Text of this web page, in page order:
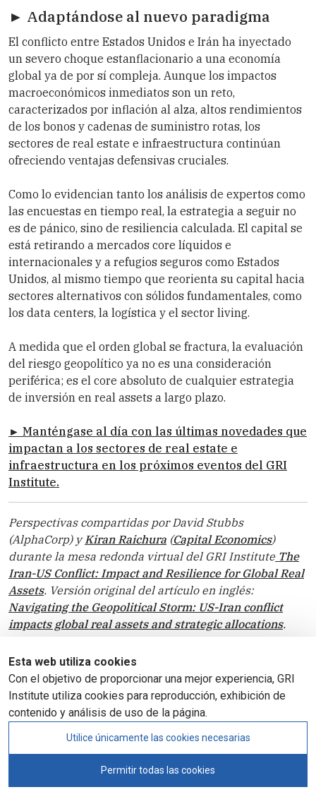
► Adaptándose al nuevo paradigma
El conflicto entre Estados Unidos e Irán ha inyectado
un severo choque estanflacionario a una economía
global ya de por sí compleja. Aunque los impactos
macroeconómicos inmediatos son un reto,
caracterizados por inflación al alza, altos rendimientos
de los bonos y cadenas de suministro rotas, los
sectores de real estate e infraestructura continúan
ofreciendo ventajas defensivas cruciales.
Como lo evidencian tanto los análisis de expertos como
las encuestas en tiempo real, la estrategia a seguir no
es de pánico, sino de resiliencia calculada. El capital se
está retirando a mercados core líquidos e
internacionales y a refugios seguros como Estados
Unidos, al mismo tiempo que reorienta su capital hacia
sectores alternativos con sólidos fundamentales, como
los data centers, la logística y el sector living.
A medida que el orden global se fractura, la evaluación
del riesgo geopolítico ya no es una consideración
periférica; es el core absoluto de cualquier estrategia
de inversión en real assets a largo plazo.
► Manténgase al día con las últimas novedades que
impactan a los sectores de real estate e
infraestructura en los próximos eventos del GRI
Institute.
Perspectivas compartidas por David Stubbs
(AlphaCorp) y Kiran Raichura (Capital Economics)
durante la mesa redonda virtual del GRI InstituteThe
Iran-US Conflict: Impact and Resilience for Global Real
Assets. Versión original del artículo en inglés:
Navigating the Geopolitical Storm: US-Iran conflict
impacts global real assets and strategic allocations.
Selección deleditor
Nearshoring y "flight to quality" impulsan la
recuperación de las oficinas en México
Esta web utiliza cookies
Con el objetivo de proporcionar una mejor experiencia, GRI
Institute utiliza cookies para reproducción, exhibición de
contenido y análisis de uso de la página.
Utilice únicamente las cookies necesarias
Permitir todas las cookies